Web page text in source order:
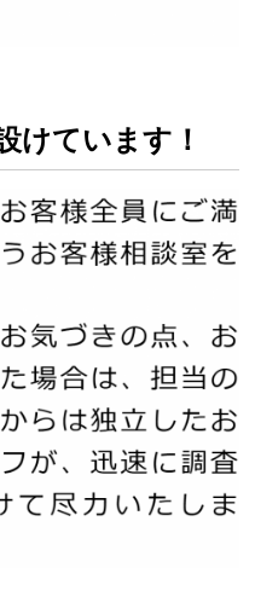
けています！